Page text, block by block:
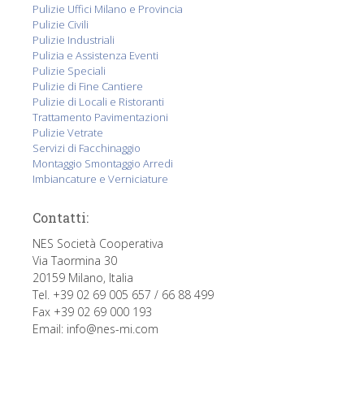
Pulizie Uffici Milano e Provincia
Pulizie Civili
Pulizie Industriali
Pulizia e Assistenza Eventi
Pulizie Speciali
Pulizie di Fine Cantiere
Pulizie di Locali e Ristoranti
Trattamento Pavimentazioni
Pulizie Vetrate
Servizi di Facchinaggio
Montaggio Smontaggio Arredi
Imbiancature e Verniciature
Contatti:
NES Società Cooperativa
Via Taormina 30
20159 Milano, Italia
Tel. +39 02 69 005 657 / 66 88 499
Fax +39 02 69 000 193
Email: info@nes-mi.com